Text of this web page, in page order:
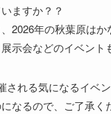
ますか？？
2026年の秋葉原は
示会などのイベント
れる気になるイベ
なるので、ご了承く